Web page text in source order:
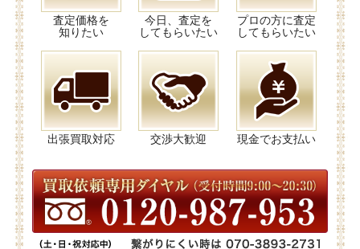
査定価格を
知りたい
今日、査定を
してもらいたい
プロの方に査定
してもらいたい
出張買取対応 交渉大歓迎 現金でお支払い